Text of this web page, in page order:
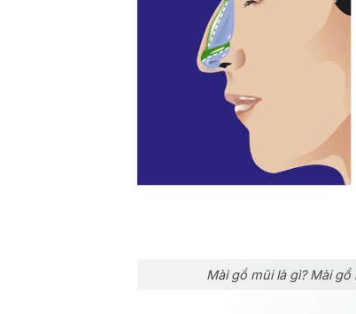
Mài gồ mũi là gì? Mài